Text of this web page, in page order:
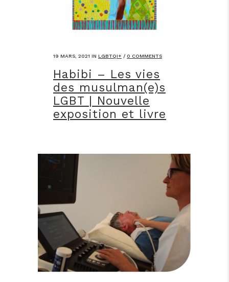
19 MARS, 2021 IN LGBTQI+ / 0 COMMENTS
Habibi – Les vies
des musulman(e)s
LGBT | Nouvelle
exposition et livre